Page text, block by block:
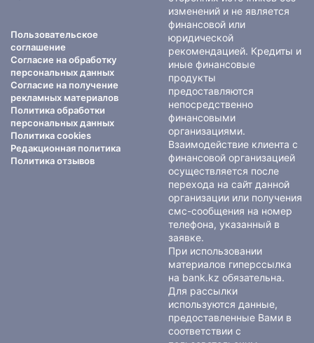
Пользовательское
соглашение
Согласие на обработку
персональных данных
Согласие на получение
рекламных материалов
Политика обработки
персональных данных
Политика cookies
Редакционная политика
Политика отзывов
изменений и не является
финансовой или
юридической
рекомендацией. Кредиты и
иные финансовые
продукты
предоставляются
непосредственно
финансовыми
организациями.
Взаимодействие клиента с
финансовой организацией
осуществляется после
перехода на сайт данной
организации или получения
смс-сообщения на номер
телефона, указанный в
заявке.
При использовании
материалов гиперссылка
на bank.kz обязательна.
Для рассылки
используются данные,
предоставленные Вами в
соответствии с